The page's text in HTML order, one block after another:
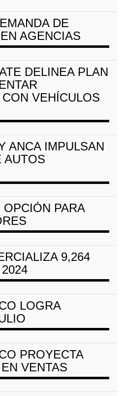
DE
AGENCIAS
DELINEA PLAN
VEHÍCULOS
ANCA IMPULSAN
AUTOS
PARA
9,264
LOGRA
PROYECTA
VENTAS